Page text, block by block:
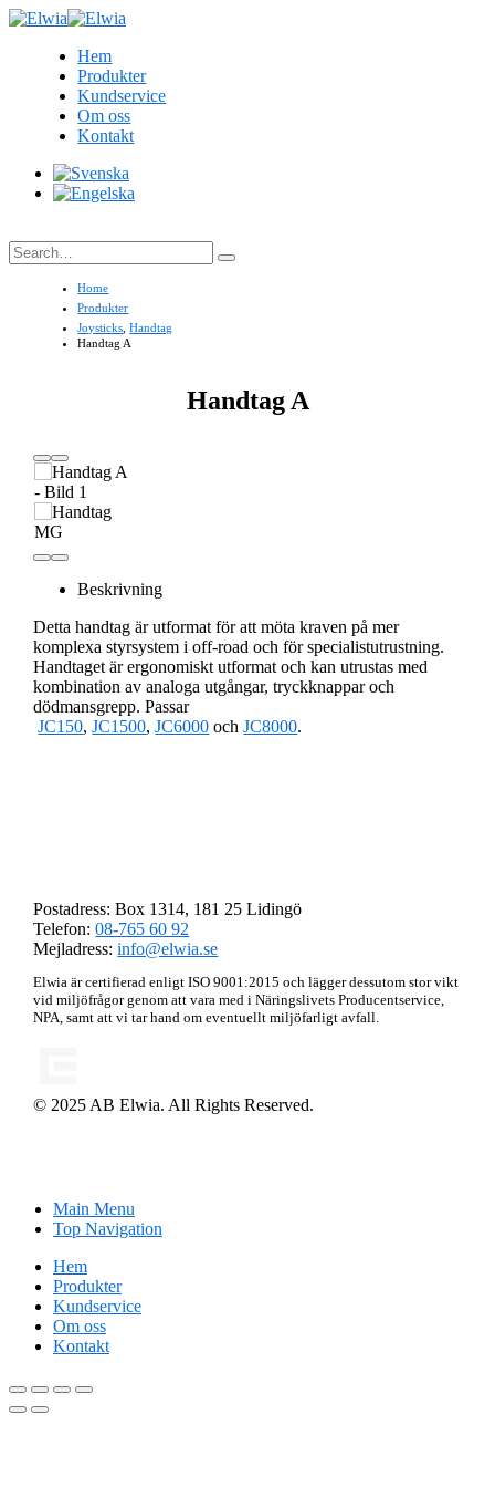
Hem
Produkter
Kundservice
Om oss
Kontakt
Home
Produkter
Joysticks ,Handtag
Handtag A
Handtag A
Beskrivning
Detta handtag är utformat för att möta kraven på mer
komplexa styrsystem i off-road och för specialistutrustning.
Handtaget är ergonomiskt utformat och kan utrustas med
kombination av analoga utgångar, tryckknappar och
dödmansgrepp. Passar
JC150,JC1500,JC6000 ochJC8000.
Postadress: Box 1314, 181 25 Lidingö
Telefon:08-765 60 92
Mejladress:info@elwia.se
Elwia är certifierad enligt ISO 9001:2015 och lägger dessutom stor vikt
vid miljöfrågor genom att vara med i Näringslivets Producentservice,
NPA, samt att vi tar hand om eventuellt miljöfarligt avfall.
© 2025 AB Elwia. All Rights Reserved.
Main Menu
Top Navigation
Hem
Produkter
Kundservice
Om oss
Kontakt